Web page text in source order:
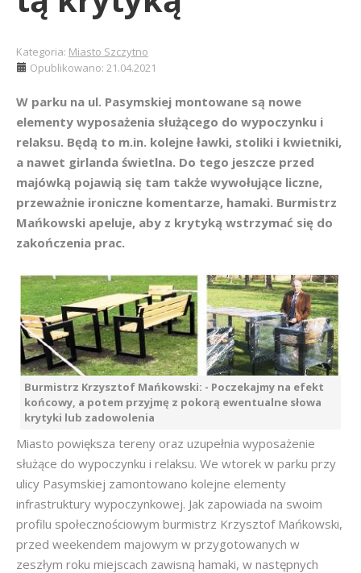
Kategoria: Miasto Szczytno
Opublikowano: 21.04.2021
W parku na ul. Pasymskiej montowane są nowe
elementy wyposażenia służącego do wypoczynku i
relaksu. Będą to m.in. kolejne ławki, stoliki i kwietniki,
a nawet girlanda świetlna. Do tego jeszcze przed
majówką pojawią się tam także wywołujące liczne,
przeważnie ironiczne komentarze, hamaki. Burmistrz
Mańkowski apeluje, aby z krytyką wstrzymać się do
zakończenia prac.
Burmistrz Krzysztof Mańkowski: - Poczekajmy na efekt
końcowy, a potem przyjmę z pokorą ewentualne słowa
krytyki lub zadowolenia
Miasto powiększa tereny oraz uzupełnia wyposażenie
służące do wypoczynku i relaksu. We wtorek w parku przy
ulicy Pasymskiej zamontowano kolejne elementy
infrastruktury wypoczynkowej. Jak zapowiada na swoim
profilu społecznościowym burmistrz Krzysztof Mańkowski,
przed weekendem majowym w przygotowanych w
zeszłym roku miejscach zawisną hamaki, w następnych